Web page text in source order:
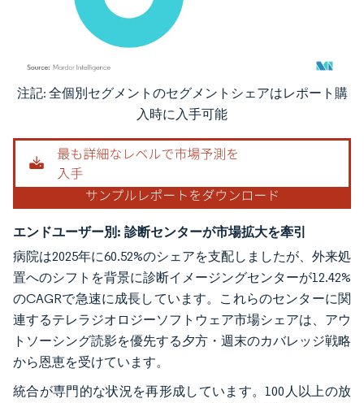
画像 © Mordor Intelligence。再利用にはCC BY 4.0の表示が必要です。
注記: 全個別セグメントのセグメントシェアはレポート購
入時に入手可能
エンドユーザー別: 診断センターが市場拡大を牽引
病院は2025年に60.52%のシェアを支配しましたが、外来処
置へのシフトを背景に診断イメージングセンターが12.42%
のCAGRで急速に成長しています。これらのセンターに関
連するテレラジオロジーソフトウェア市場シェアは、アウ
トソーシング読影を優先する夕方・週末のカバレッジ戦略
から恩恵を受けています。
統合が専門的な状況を再形成しています。100人以上の放